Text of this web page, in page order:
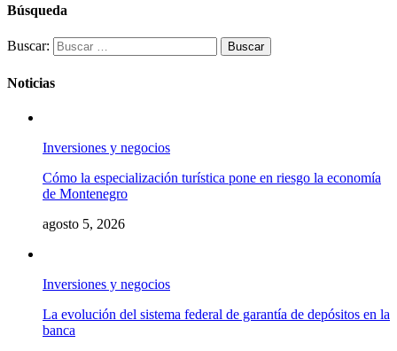
Búsqueda
Buscar:
Noticias
Inversiones y negocios
Cómo la especialización turística pone en riesgo la economía
de Montenegro
agosto 5, 2026
Inversiones y negocios
La evolución del sistema federal de garantía de depósitos en la
banca